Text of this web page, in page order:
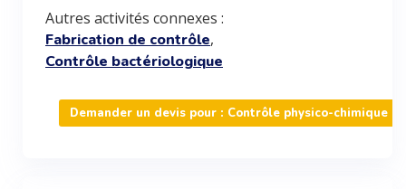
Autres activités connexes :
Fabrication de contrôle,
Contrôle bactériologique
Demander un devis pour : Contrôle physico-chimique